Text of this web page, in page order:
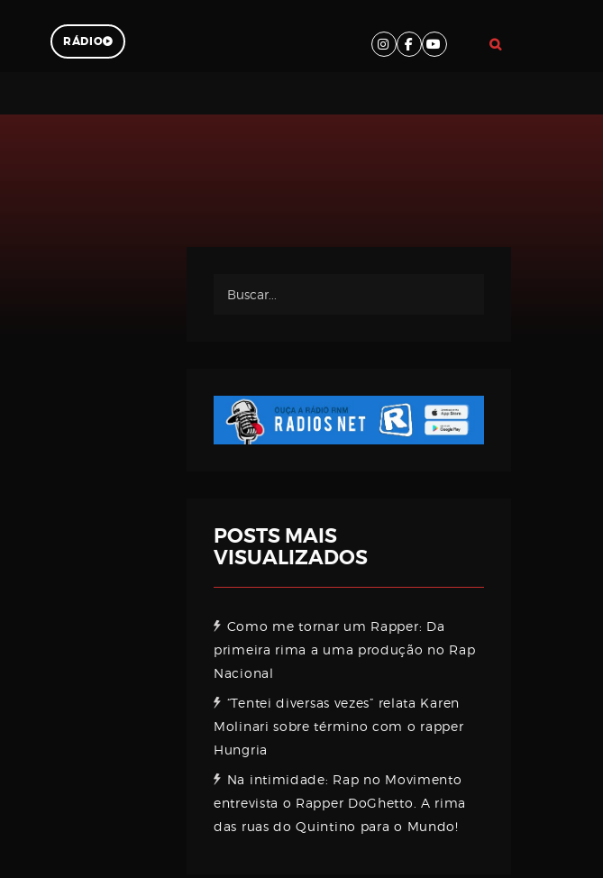
RÁDIO
POSTS MAIS
VISUALIZADOS
Como me tornar um Rapper: Da
primeira rima a uma produção no Rap
Nacional
“Tentei diversas vezes” relata Karen
Molinari sobre término com o rapper
Hungria
Na intimidade: Rap no Movimento
entrevista o Rapper DoGhetto. A rima
das ruas do Quintino para o Mundo!